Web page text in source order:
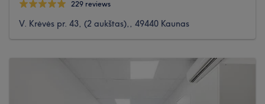
229 reviews
V. Krėvės pr. 43, (2 aukštas),, 49440 Kaunas